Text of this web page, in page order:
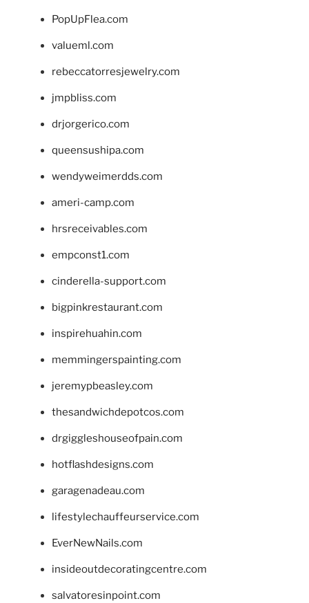
PopUpFlea.com
valueml.com
rebeccatorresjewelry.com
jmpbliss.com
drjorgerico.com
queensushipa.com
wendyweimerdds.com
ameri-camp.com
hrsreceivables.com
empconst1.com
cinderella-support.com
bigpinkrestaurant.com
inspirehuahin.com
memmingerspainting.com
jeremypbeasley.com
thesandwichdepotcos.com
drgiggleshouseofpain.com
hotflashdesigns.com
garagenadeau.com
lifestylechauffeurservice.com
EverNewNails.com
insideoutdecoratingcentre.com
salvatoresinpoint.com